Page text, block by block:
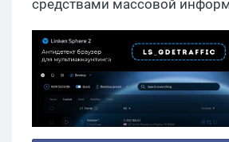
средствами массовой